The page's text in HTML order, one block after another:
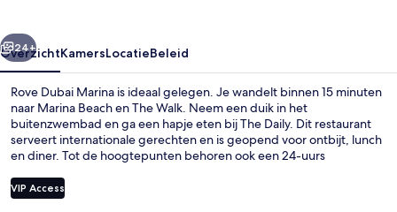
Volgende
24+
OverzichtKamersLocatieBeleid
Rove Dubai Marina is ideaal gelegen. Je wandelt binnen 15 minuten
naar Marina Beach en The Walk. Neem een duik in het
buitenzwembad en ga een hapje eten bij The Daily. Dit restaurant
serveert internationale gerechten en is geopend voor ontbijt, lunch
en diner. Tot de hoogtepunten behoren ook een 24-uurs
en de wandelmogelijkheden in de buurt vallen in de smaak bij
andere reizigers. De accommodatie ligt op korte loopafstand van
VIP Access